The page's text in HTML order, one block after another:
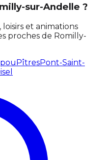
sur-Andelle ?
loisirs et animations
proches de Romilly-
PîtresPont-Saint-